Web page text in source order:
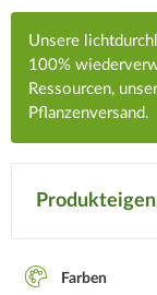
Unsere
100%
Ressourcen,
Pflanzenversand.
Farben